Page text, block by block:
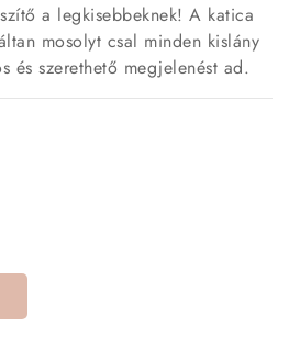
a legkisebbeknek! A katica
mosolyt csal minden kislány
és szerethető megjelenést ad.